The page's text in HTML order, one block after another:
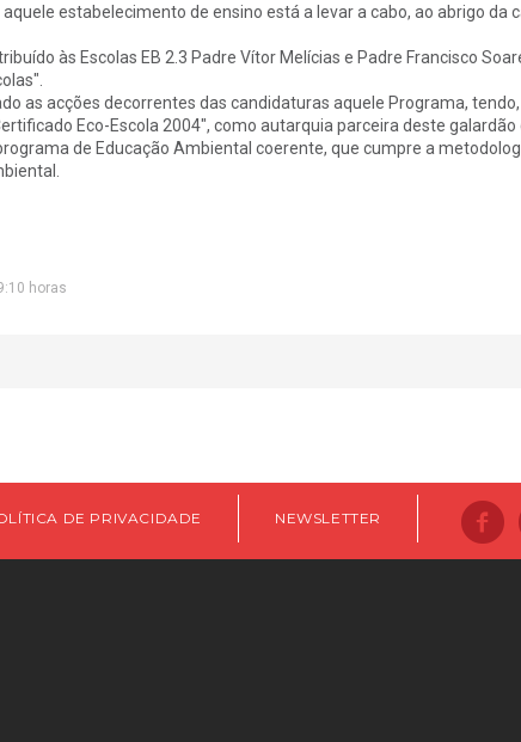
estabelecimento de ensino está a levar a cabo, ao abrigo da
às Escolas EB 2.3 Padre Vítor Melícias e Padre Francisco
as acções decorrentes das candidaturas aquele Programa,
Eco-Escola 2004", como autarquia parceira deste
de Educação Ambiental coerente, que cumpre a
horas
DE PRIVACIDADE NEWSLETTER